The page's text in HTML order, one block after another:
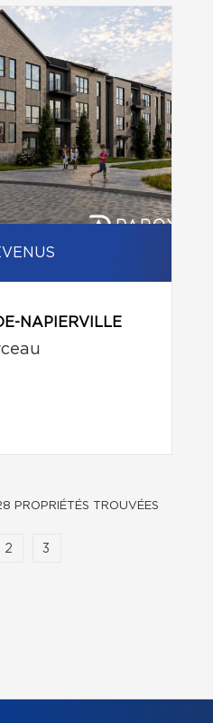
NAPIERVILLE
2 3
PROPRIÉTÉS TROUVÉES